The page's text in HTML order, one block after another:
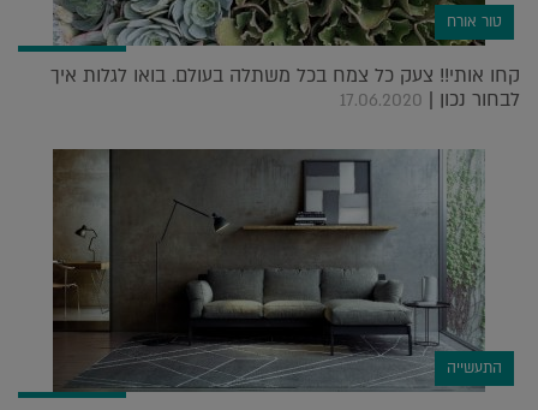
טור אורח
קחו אותי!! צעק כל צמח בכל משתלה בעולם. בואו לגלות איך
לבחור נכון | 17.06.2020
התעשייה